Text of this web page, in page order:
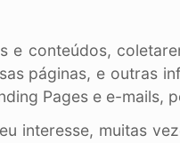
e conteúdos,
páginas, e outras
Pages e e-mails,
interesse, muitas